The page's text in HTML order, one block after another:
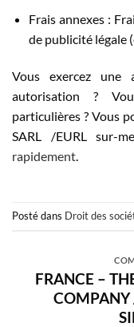
Frais annexes :
de publicité légale
Vous exercez une
autorisation ?
particulières ? Vous
SARL /EURL sur-
rapidement.
Posté dans Droit des
FRANCE –
COMPANY